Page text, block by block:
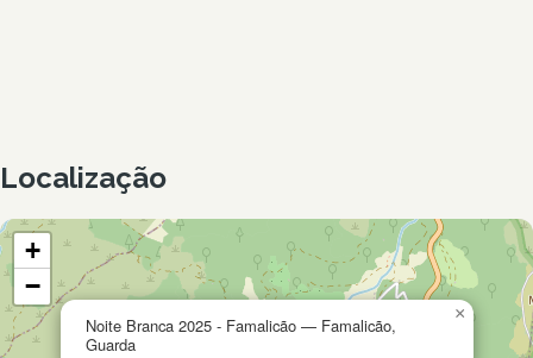
Localização
Noite Branca 2025 - Famalicão — Famalicão,
Guarda
×
+
−